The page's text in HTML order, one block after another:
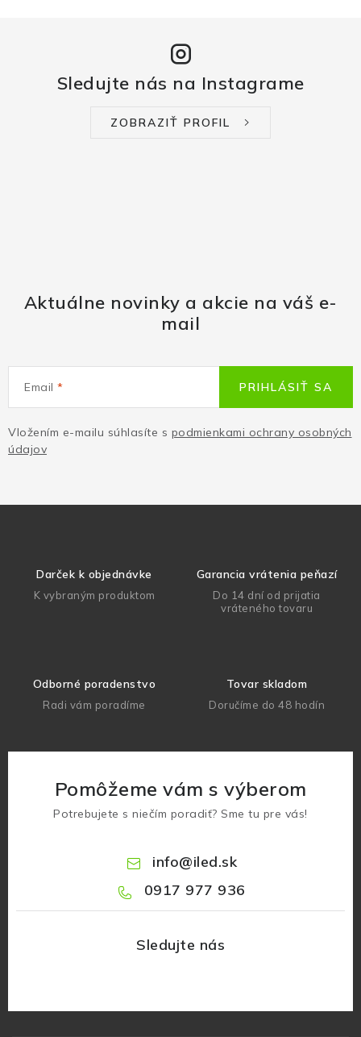
Sledujte nás na Instagrame
ZOBRAZIŤ PROFIL
Aktuálne novinky a akcie na váš e-
mail
Email
Vložením e-mailu súhlasíte s podmienkami ochrany osobných
údajov
PRIHLÁSIŤ SA
Darček k objednávke
K vybraným produktom
Garancia vrátenia peňazí
Do 14 dní od prijatia
vráteného tovaru
Odborné poradenstvo
Radi vám poradíme
Tovar skladom
Doručíme do 48 hodín
Pomôžeme vám s výberom
Potrebujete s niečím poradiť? Sme tu pre vás!
info@iled.sk
0917 977 936